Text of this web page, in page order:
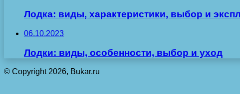
Лодка: виды, характеристики, выбор и
06.10.2023
Лодки: виды, особенности, выбор и уход
© Copyright 2026, Bukar.ru